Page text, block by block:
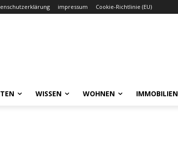
impressum Cookie-Richtlinie (EU)
WISSEN WOHNEN IMMOBILIEN